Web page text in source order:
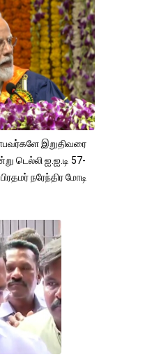
இறுதிவரை
டெல்லி ஐ.ஐ.டி 57-
நரேந்திர மோடி